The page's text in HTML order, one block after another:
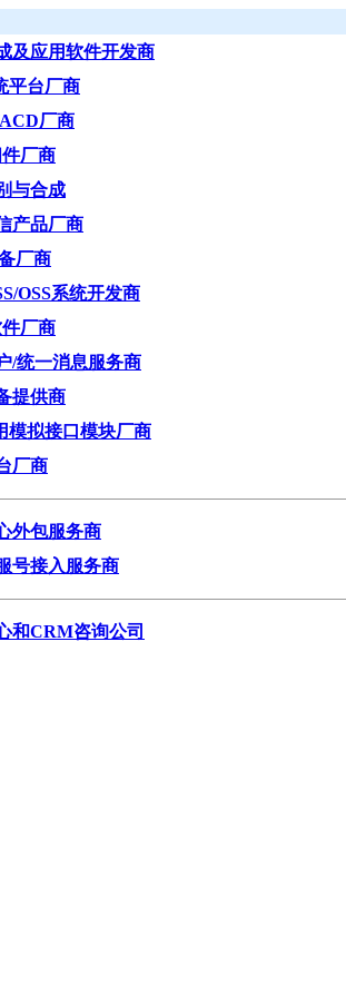
及应用软件开发商
平台厂商
厂商
厂商
与合成
产品厂商
厂商
OSS系统开发商
厂商
/统一消息服务商
提供商
模拟接口模块厂商
厂商
外包服务商
号接入服务商
和CRM咨询公司